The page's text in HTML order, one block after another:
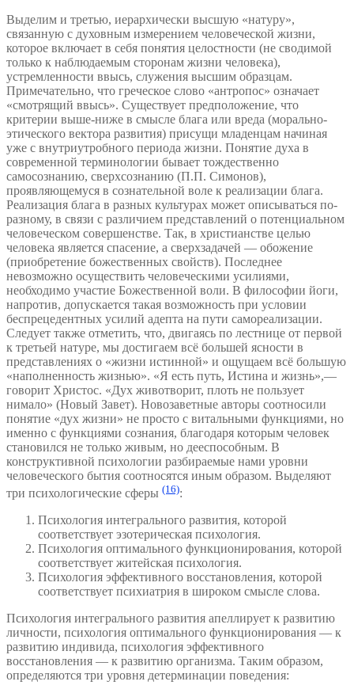
Выделим и третью, иерархически высшую «натуру»,
связанную с духовным измерением человеческой жизни,
которое включает в себя понятия целостности (не сводимой
только к наблюдаемым сторонам жизни человека),
устремленности ввысь, служения высшим образцам.
Примечательно, что греческое слово «антропос» означает
«смотрящий ввысь». Существует предположение, что
критерии выше-ниже в смысле блага или вреда (морально-
этического вектора развития) присущи младенцам начиная
уже с внутриутробного периода жизни. Понятие духа в
современной терминологии бывает тождественно
самосознанию, сверхсознанию (П.П. Симонов),
проявляющемуся в сознательной воле к реализации блага.
Реализация блага в разных культурах может описываться по-
разному, в связи с различием представлений о потенциальном
человеческом совершенстве. Так, в христианстве целью
человека является спасение, а сверхзадачей — обожение
(приобретение божественных свойств). Последнее
невозможно осуществить человеческими усилиями,
необходимо участие Божественной воли. В философии йоги,
напротив, допускается такая возможность при условии
беспрецедентных усилий адепта на пути самореализации.
Следует также отметить, что, двигаясь по лестнице от первой
к третьей натуре, мы достигаем всё большей ясности в
представлениях о «жизни истинной» и ощущаем всё большую
«наполненность жизнью». «Я есть путь, Истина и жизнь»,—
говорит Христос. «Дух животворит, плоть не пользует
нимало» (Новый Завет). Новозаветные авторы соотносили
понятие «дух жизни» не просто с витальными функциями, но
именно с функциями сознания, благодаря которым человек
становился не только живым, но дееспособным. В
конструктивной психологии разбираемые нами уровни
человеческого бытия соотносятся иным образом. Выделяют
три психологические сферы (16):
Психология интегрального развития, которой
соответствует эзотерическая психология.
Психология оптимального функционирования, которой
соответствует житейская психология.
Психология эффективного восстановления, которой
соответствует психиатрия в широком смысле слова.
Психология интегрального развития апеллирует к развитию
личности, психология оптимального функционирования — к
развитию индивида, психология эффективного
восстановления — к развитию организма. Таким образом,
определяются три уровня детерминации поведения: